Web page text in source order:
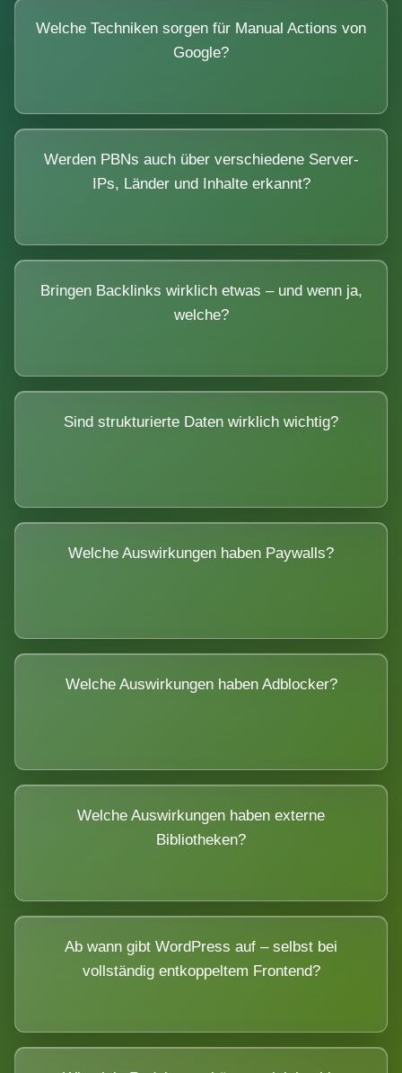
Welche Techniken sorgen für Manual Actions von
Google?
Werden PBNs auch über verschiedene Server-
IPs, Länder und Inhalte erkannt?
Bringen Backlinks wirklich etwas – und wenn ja,
welche?
Sind strukturierte Daten wirklich wichtig?
Welche Auswirkungen haben Paywalls?
Welche Auswirkungen haben Adblocker?
Welche Auswirkungen haben externe
Bibliotheken?
Ab wann gibt WordPress auf – selbst bei
vollständig entkoppeltem Frontend?